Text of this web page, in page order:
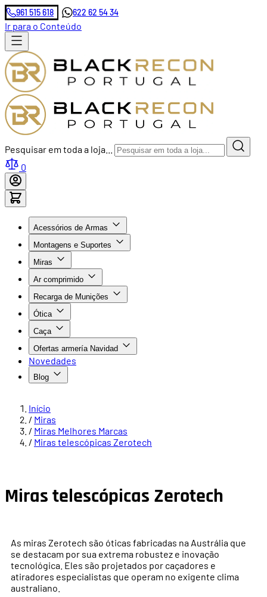
961 515 618 622 62 54 34
Ir para o Conteúdo
Pesquisar em toda a loja...
0
Acessórios de Armas
Montagens e Suportes
Miras
Ar comprimido
Recarga de Munições
Ótica
Caça
Ofertas armería Navidad
Novedades
Blog
Início
/ Miras
/ Miras Melhores Marcas
/ Miras telescópicas Zerotech
Miras telescópicas Zerotech
As miras Zerotech são óticas fabricadas na Austrália que
se destacam por sua extrema robustez e inovação
tecnológica. Eles são projetados por caçadores e
atiradores especialistas que operam no exigente clima
australiano.